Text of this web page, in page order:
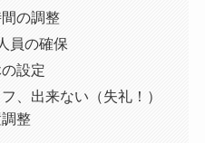
間の調整
員の確保
設定
、出来ない（失礼！）
整